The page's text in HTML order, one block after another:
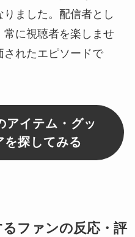
ました。配信者とし
に視聴者を楽しませ
されたエピソードで
イテム・グッ
を探してみる
ファンの反応・評